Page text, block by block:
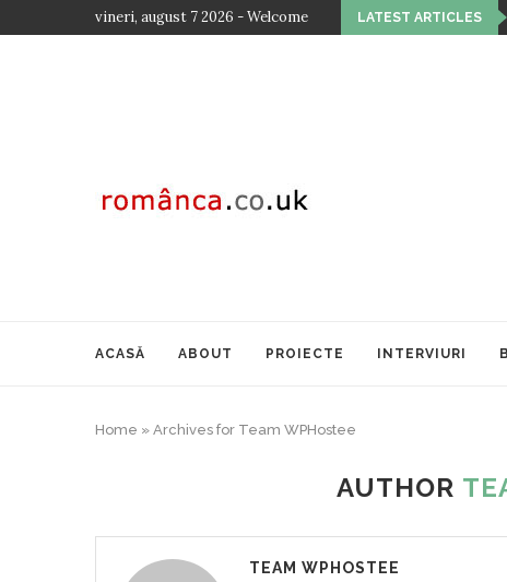
vineri, august 7 2026 - Welcome LATEST ARTICLES
ACASĂ ABOUT PROIECTE INTERVIURI
Home » Archives for Team WPHostee
AUTHOR
TEAM WPHOSTEE